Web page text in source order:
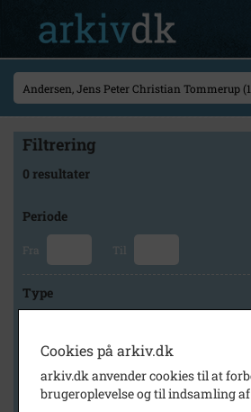
Filtrering
0 resultater
Periode
Fra Til
Type
Arkiv
Historisk Arkiv Dragør
Cookies på arkiv.dk
arkiv.dk anvender cookies til at
brugeroplevelse og til indsamling